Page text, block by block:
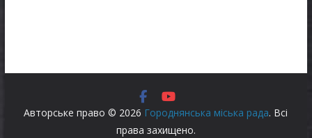
Авторське право © 2026 Городнянська міська рада. Всі
права захищено.